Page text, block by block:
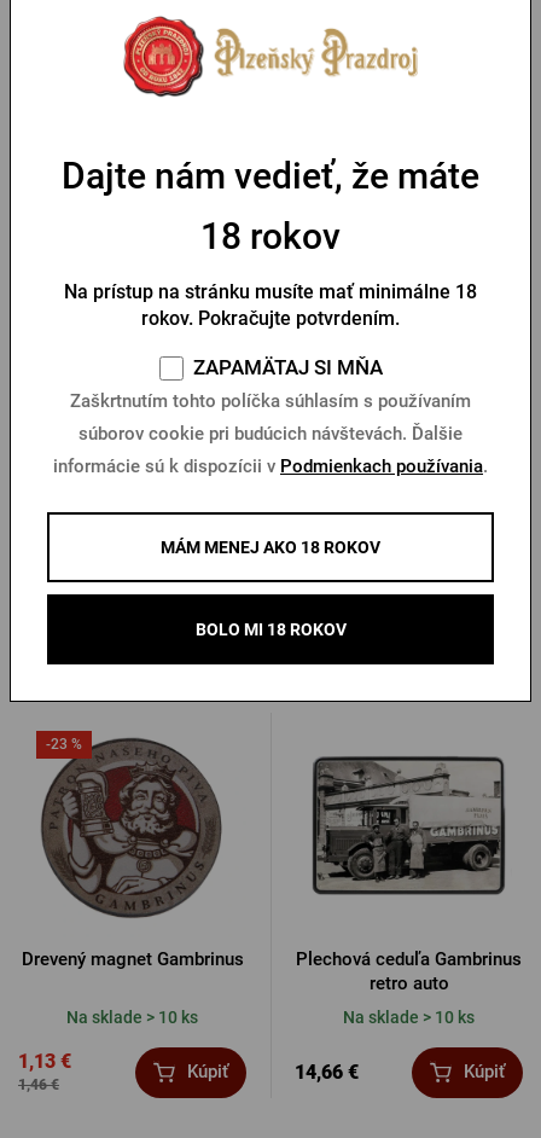
Silikónový náramok
venovaním
Na sklade > 10 ks
Kúpiť
Na sklade > 10 ks
8,38 €
-23 %
Drevený magnet Gambrinus
Na sklade > 10 ks
1,46 €
1,13 € Kúpiť
Plechová ceduľa Gambrinus
retro auto
Na sklade > 10 ks
14,66 € Kúpiť
Dajte nám vedieť, že máte
18 rokov
Na prístup na stránku musíte mať minimálne 18
rokov. Pokračujte potvrdením.
ZAPAMÄTAJ SI MŇA
Zaškrtnutím tohto políčka súhlasím s používaním
súborov cookie pri budúcich návštevách. Ďalšie
informácie sú k dispozícii v Podmienkach používania.
MÁM MENEJ AKO 18 ROKOV
BOLO MI 18 ROKOV